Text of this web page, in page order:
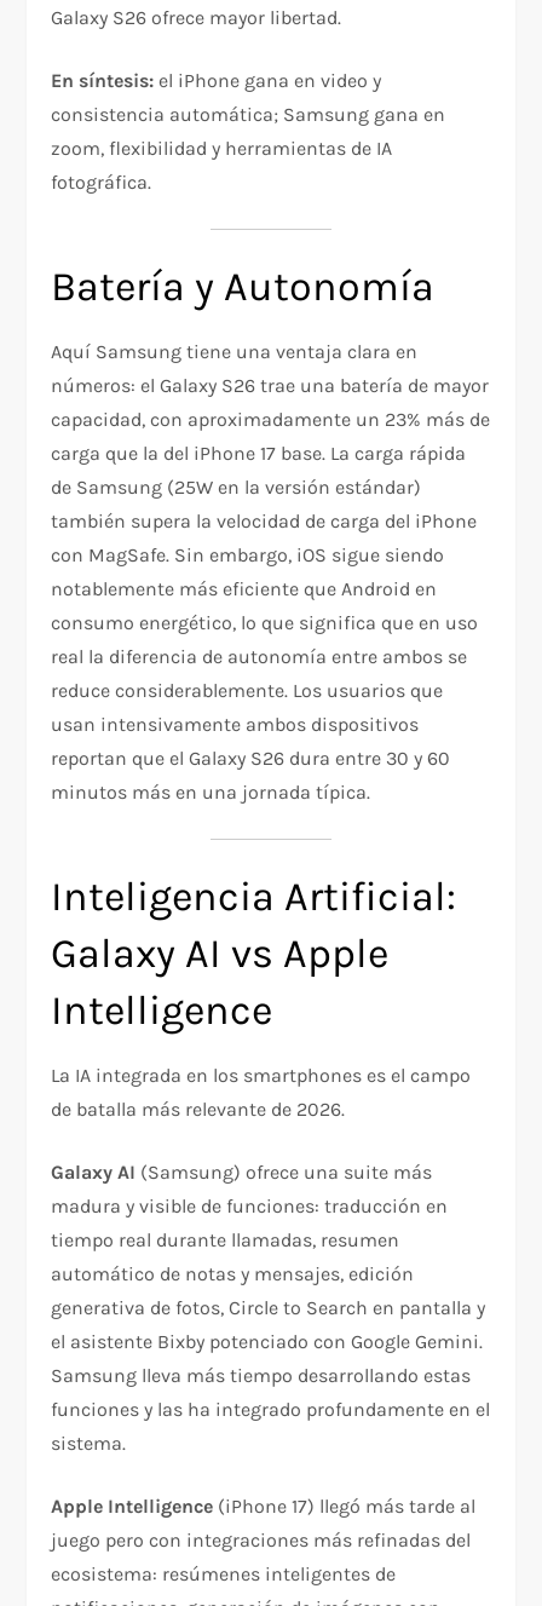
Galaxy S26 ofrece mayor libertad.
En síntesis: el iPhone gana en video y
consistencia automática; Samsung gana en
zoom, flexibilidad y herramientas de IA
fotográfica.
Batería y Autonomía
Aquí Samsung tiene una ventaja clara en
números: el Galaxy S26 trae una batería de mayor
capacidad, con aproximadamente un 23% más de
carga que la del iPhone 17 base. La carga rápida
de Samsung (25W en la versión estándar)
también supera la velocidad de carga del iPhone
con MagSafe. Sin embargo, iOS sigue siendo
notablemente más eficiente que Android en
consumo energético, lo que significa que en uso
real la diferencia de autonomía entre ambos se
reduce considerablemente. Los usuarios que
usan intensivamente ambos dispositivos
reportan que el Galaxy S26 dura entre 30 y 60
minutos más en una jornada típica.
Inteligencia Artificial:
Galaxy AI vs Apple
Intelligence
La IA integrada en los smartphones es el campo
de batalla más relevante de 2026.
Galaxy AI (Samsung) ofrece una suite más
madura y visible de funciones: traducción en
tiempo real durante llamadas, resumen
automático de notas y mensajes, edición
generativa de fotos, Circle to Search en pantalla y
el asistente Bixby potenciado con Google Gemini.
Samsung lleva más tiempo desarrollando estas
funciones y las ha integrado profundamente en el
sistema.
Apple Intelligence (iPhone 17) llegó más tarde al
juego pero con integraciones más refinadas del
ecosistema: resúmenes inteligentes de